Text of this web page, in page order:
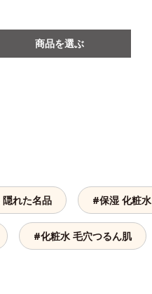
商品を選ぶ
れた名品 #保湿 化粧水
#化粧水 毛穴つるん肌